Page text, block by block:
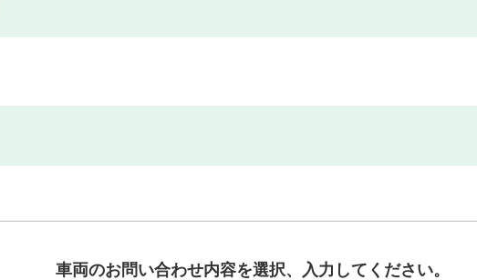
車両のお問い合わせ内容を選択、入力してください。